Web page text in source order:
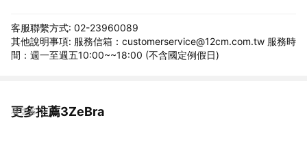
客服聯繫方式: 02-23960089
其他說明事項: 服務信箱：customerservice@12cm.com.tw 服務時
間：週一至週五10:00~~18:00 (不含國定例假日)
更多推薦3ZeBra
看更多